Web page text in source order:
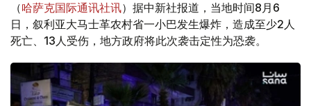
（哈萨克国际通讯社讯）据中新社报道，当地时间8月6
日，叙利亚大马士革农村省一小巴发生爆炸，造成至少2人
死亡、13人受伤，地方政府将此次袭击定性为恐袭。